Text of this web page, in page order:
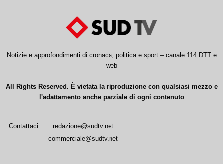
Notizie e approfondimenti di cronaca, politica e sport – canale 114 DTT e
web
All Rights Reserved. È vietata la riproduzione con qualsiasi mezzo e
l'adattamento anche parziale di ogni contenuto
Contattaci:
redazione@sudtv.net
commerciale@sudtv.net